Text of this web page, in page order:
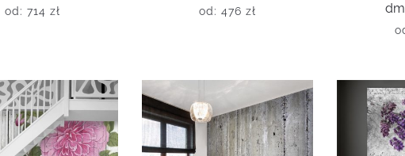
od: 714 zł od: 476 zł